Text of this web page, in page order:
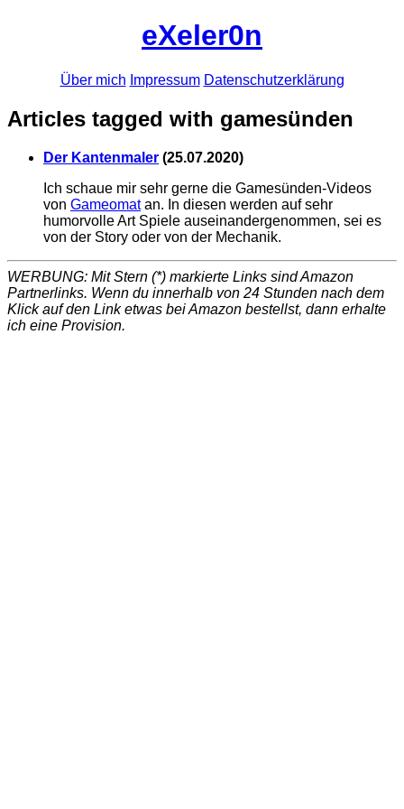
eXeler0n
Über mich Impressum Datenschutzerklärung
Articles tagged with gamesünden
Der Kantenmaler (25.07.2020)
Ich schaue mir sehr gerne die Gamesünden-Videos
von Gameomatan. In diesen werden auf sehr
humorvolle Art Spiele auseinandergenommen, sei es
von der Story oder von der Mechanik.
WERBUNG: Mit Stern (*) markierte Links sind Amazon
Partnerlinks. Wenn du innerhalb von 24 Stunden nach dem
Klick auf den Link etwas bei Amazon bestellst, dann erhalte
ich eine Provision.